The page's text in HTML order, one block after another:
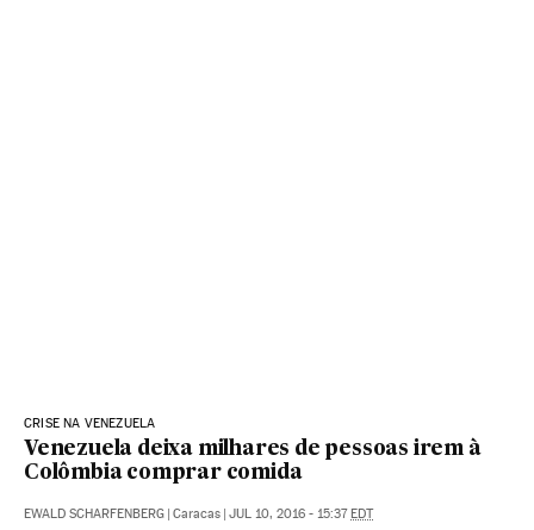
CRISE NA VENEZUELA
Venezuela deixa milhares de pessoas irem à
Colômbia comprar comida
EWALD SCHARFENBERG | Caracas | JUL 10, 2016 - 15:37EDT